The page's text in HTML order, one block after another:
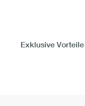
Exklusive